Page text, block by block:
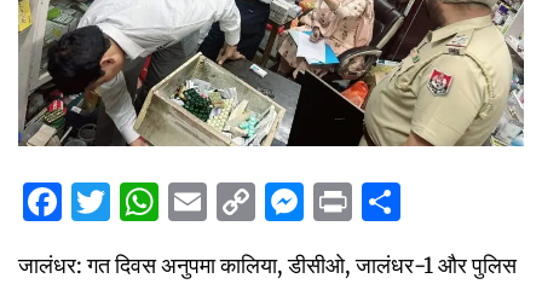
Facebook
Twitter
WhatsApp
Email
CopyMessenger
Print
जालंधर: गत दिवस अनुपमा कालिया, डीसीओ, जालंधर-1 और पुलिस